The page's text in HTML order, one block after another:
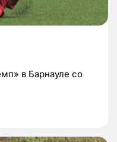
в Барнауле со